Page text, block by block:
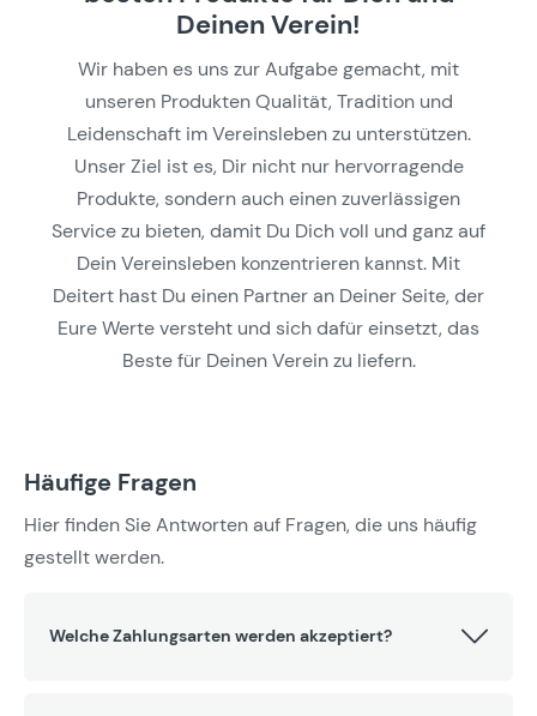
Deinen Verein!
Wir haben es uns zur Aufgabe gemacht, mit
unseren Produkten Qualität, Tradition und
Leidenschaft im Vereinsleben zu unterstützen.
Unser Ziel ist es, Dir nicht nur hervorragende
Produkte, sondern auch einen zuverlässigen
Service zu bieten, damit Du Dich voll und ganz auf
Dein Vereinsleben konzentrieren kannst. Mit
Deitert hast Du einen Partner an Deiner Seite, der
Eure Werte versteht und sich dafür einsetzt, das
Beste für Deinen Verein zu liefern.
Häufige Fragen
Hier finden Sie Antworten auf Fragen, die uns häufig
gestellt werden.
Welche Zahlungsarten werden akzeptiert?